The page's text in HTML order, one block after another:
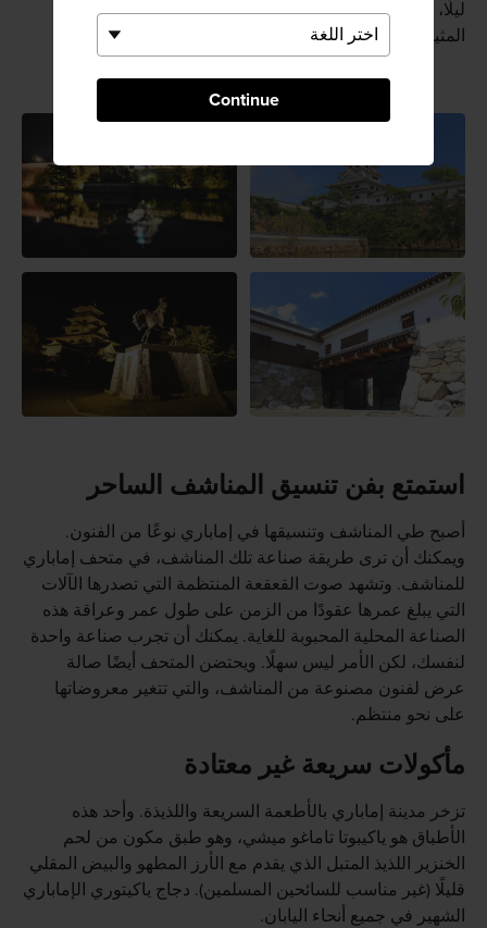
Continue
ليلًا، عندما تبرز الإضاءة الكاشفة المذهلة التفاصيل الخارجية
المثيرة للقلعة.
استمتع بفن تنسيق المناشف الساحر
أصبح طي المناشف وتنسيقها في إماباري نوعًا من الفنون.
ويمكنك أن ترى طريقة صناعة تلك المناشف، في متحف إماباري
للمناشف. وتشهد صوت القعقعة المنتظمة التي تصدرها الآلات
التي يبلغ عمرها عقودًا من الزمن على طول عمر وعراقة هذه
الصناعة المحلية المحبوبة للغاية. يمكنك أن تجرب صناعة واحدة
لنفسك، لكن الأمر ليس سهلًا. ويحتضن المتحف أيضًا صالة
عرض لفنون مصنوعة من المناشف، والتي تتغير معروضاتها
على نحو منتظم.
مأكولات سريعة غير معتادة
تزخر مدينة إماباري بالأطعمة السريعة واللذيذة. وأحد هذه
الأطباق هو ياكيبوتا تاماغو ميشي، وهو طبق مكون من لحم
الخنزير اللذيذ المتبل الذي يقدم مع الأرز المطهو والبيض المقلي
قليلًا (غير مناسب للسائحين المسلمين). دجاج ياكيتوري الإماباري
الشهير في جميع أنحاء اليابان.